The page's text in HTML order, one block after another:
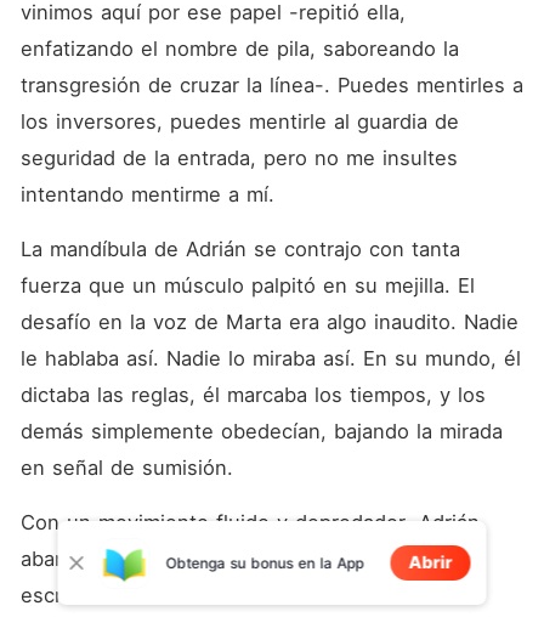
vinimos aquí por ese papel -repitió ella,
enfatizando el nombre de pila, saboreando la
transgresión de cruzar la línea-. Puedes mentirles a
los inversores, puedes mentirle al guardia de
seguridad de la entrada, pero no me insultes
intentando mentirme a mí.
La mandíbula de Adrián se contrajo con tanta
fuerza que un músculo palpitó en su mejilla. El
desafío en la voz de Marta era algo inaudito. Nadie
le hablaba así. Nadie lo miraba así. En su mundo, él
dictaba las reglas, él marcaba los tiempos, y los
demás simplemente obedecían, bajando la mirada
en señal de sumisión.
Con un movimiento fluido y depredador, Adrián
abandonó la seguridad que le brindaba el
escritorio. Comenzó a caminar hacia ella. Sus
Obtenga su bonus en la App Abrir